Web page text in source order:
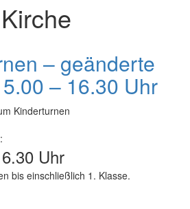
Kirche
– geänderte
– 16.30 Uhr
Kinderturnen
Uhr
bis einschließlich 1. Klasse.